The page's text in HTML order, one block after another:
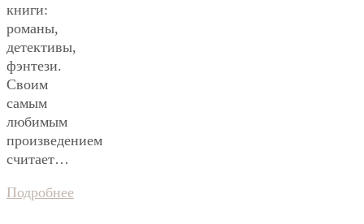
книги:
романы,
детективы,
фэнтези.
Своим
самым
любимым
произведением
считает…
Подробнее